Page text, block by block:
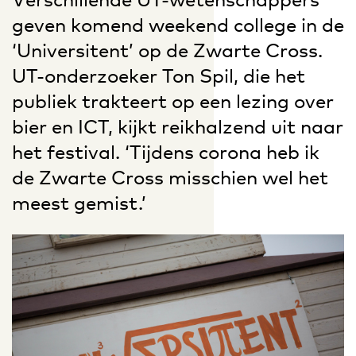
geven komend weekend college in de
‘Universitent’ op de Zwarte Cross.
UT-onderzoeker Ton Spil, die het
publiek trakteert op een lezing over
bier en ICT, kijkt reikhalzend uit naar
het festival. ‘Tijdens corona heb ik
de Zwarte Cross misschien wel het
meest gemist.’